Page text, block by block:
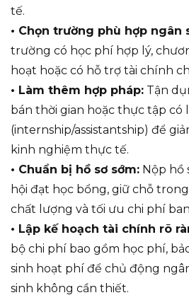
tế.
• Chọn trường phù hợp ngân
trường có học phí hợp lý,
hoạt hoặc có hỗ trợ tài chính
• Làm thêm hợp pháp: Tận
bán thời gian hoặc thực tập có
(internship/assistantship) để
kinh nghiệm thực tế.
• Chuẩn bị hồ sơ sớm: Nộp hồ
hội đạt học bổng, giữ chỗ
chất lượng và tối ưu chi phí
• Lập kế hoạch tài chính rõ
bộ chi phí bao gồm học phí,
sinh hoạt phí để chủ động
sinh không cần thiết.